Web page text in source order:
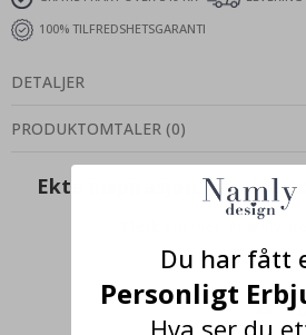
100% TILFREDSHETSGARANTI
DETALJER
PRODUKTOMTALER (0)
Ekte inspirasjon fra våre
Du har fått
Personligt
Hva ser du